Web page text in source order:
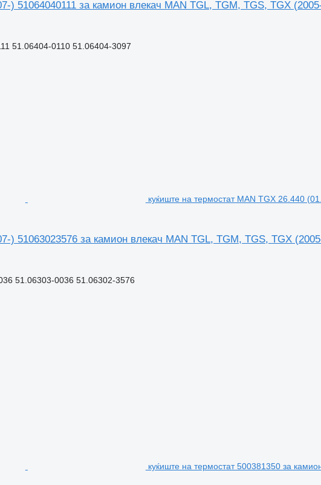
) 51064040111 за камион влекач MAN TGL, TGM, TGS, TGX
51.06404-0110 51.06404-3097
куќиште на термостат MAN TGX 26.440
) 51063023576 за камион влекач MAN TGL, TGM, TGS, TGX
51.06303-0036 51.06302-3576
куќиште на термостат 500381350 за